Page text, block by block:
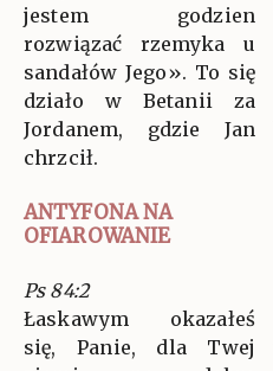
jestem godzien
rozwiązać rzemyka u
sandałów Jego». To się
działo w Betanii za
Jordanem, gdzie Jan
chrzcił.
ANTYFONA NA
OFIAROWANIE
Ps 84:2
Łaskawym okazałeś
się, Panie, dla Twej